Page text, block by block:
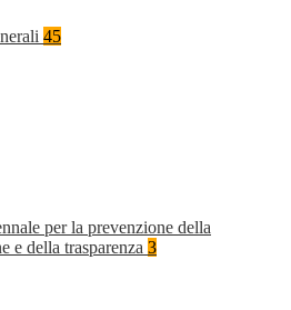
45
per la prevenzione della
e della trasparenza 3